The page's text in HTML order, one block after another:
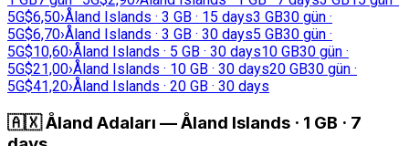
5G$6,50›Åland Islands · 3 GB · 15 days3 GB30 gün ·
5G$6,70›Åland Islands · 3 GB · 30 days5 GB30 gün ·
5G$10,60›Åland Islands · 5 GB · 30 days10 GB30 gün ·
5G$21,00›Åland Islands · 10 GB · 30 days20 GB30 gün ·
5G$41,20›Åland Islands · 20 GB · 30 days
🇦🇽Åland Adaları —Åland Islands · 1 GB · 7